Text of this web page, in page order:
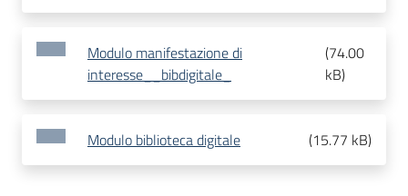
Modulo manifestazione di
interesse__bibdigitale_
(74.00
kB)
Modulo biblioteca digitale (15.77 kB)